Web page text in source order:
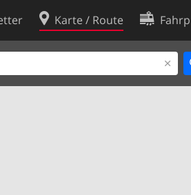
Karte / Route